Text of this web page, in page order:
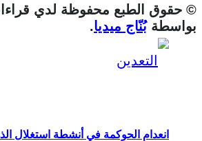
انعدام الحوكمة في أنشطة استغلال
© حقوق الطبع محفوظة لدي
بواسطةبُنّاج ميديا.